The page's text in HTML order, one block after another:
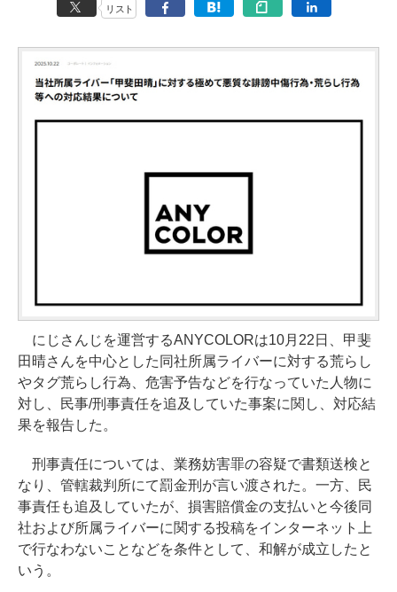
リスト
にじさんじを運営するANYCOLORは10月22日、甲斐
田晴さんを中心とした同社所属ライバーに対する荒らし
やタグ荒らし行為、危害予告などを行なっていた人物に
対し、民事/刑事責任を追及していた事案に関し、対応結
果を報告した。
刑事責任については、業務妨害罪の容疑で書類送検と
なり、管轄裁判所にて罰金刑が言い渡された。一方、民
事責任も追及していたが、損害賠償金の支払いと今後同
社および所属ライバーに関する投稿をインターネット上
で行なわないことなどを条件として、和解が成立したと
いう。